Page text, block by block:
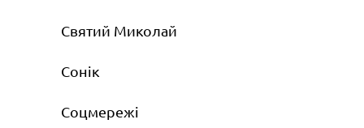
Святий Миколай
Сонік
Соцмережі